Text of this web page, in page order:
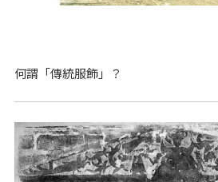
何謂「傳統服飾」？